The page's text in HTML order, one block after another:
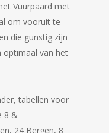
Vuurpaard met
om vooruit te
die gunstig zijn
optimaal van het
tabellen voor
8 &
24 Bergen, 8